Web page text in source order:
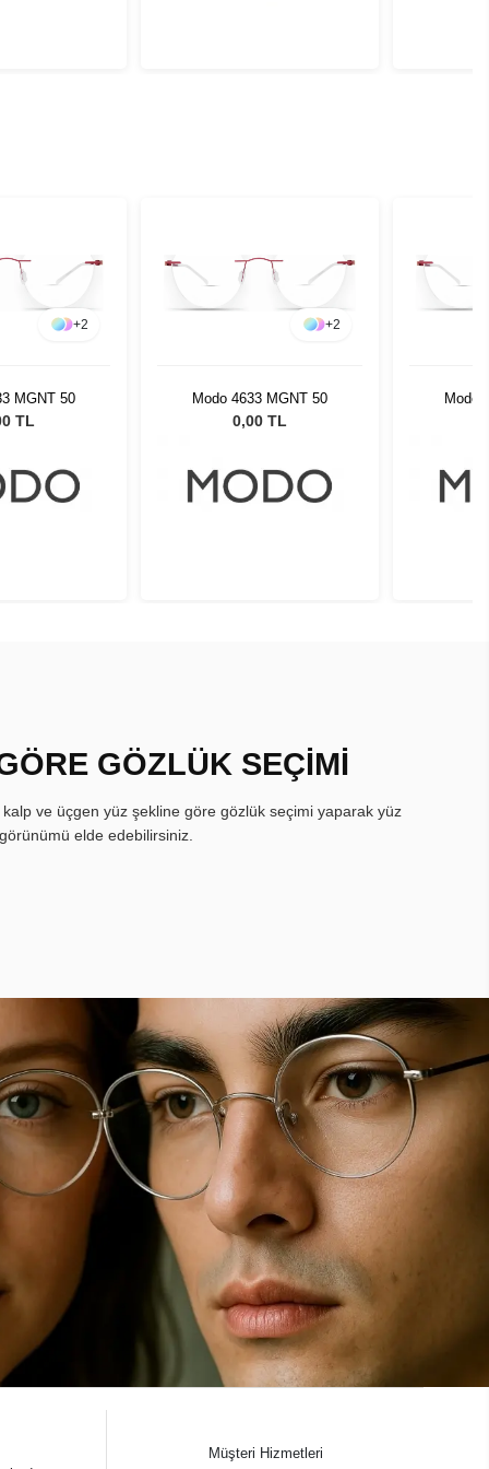
+2
MGNT 50
TL
+2
Modo 4633 MGNT 50
0,00 TL
Modo
GÖZLÜK SEÇİMİ
ve üçgen yüz şekline göre gözlük seçimi yaparak yüz
elde edebilirsiniz.
Müşteri Hizmetleri